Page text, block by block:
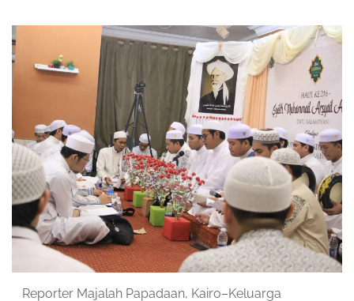
Reporter Majalah Papadaan, Kairo–Keluarga